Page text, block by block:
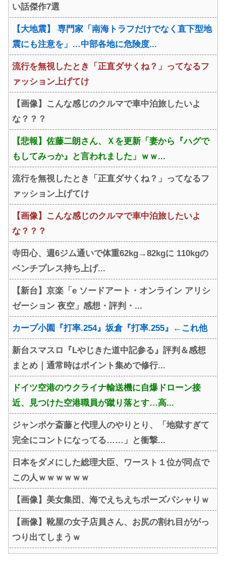
い話傑作7選
【大地震】 専門家「南海トラフだけでなく直下型地
震にも注意を」…中部各地に危険度...
流行を無視したとき「正直ダサくね？」ってなるフ
ァッション上げてけ
【画像】こんな感じのクルマで車中泊旅したいよ
な？？？
【悲報】佐藤二朗さん、Ｘを更新「妻から『ハグで
もしてみっか』と言われました」ｗｗ...
流行を無視したとき「正直ダサくね？」ってなるフ
ァッション上げてけ
【画像】こんな感じのクルマで車中泊旅したいよ
な？？？
寺田心、週6ジム通いで体重62kg→82kgに 110kgの
ベンチプレス持ち上げ...
【新台】京楽「e ソードアート・オンライン アリシ
ゼーション 夜空」感想・評判・...
カープ小園『打率.254』坂倉『打率.255』←これ他
新台スマスロ『Lやじきた道中記参る』評判＆感想
まとめ｜通常時はポイント集めで修行...
ドイツ空港のウクライナ輸送機に自爆ドローン接
近、見つけた空港職員が蹴り落とす…高...
ジャンポケ斎藤と代理人のやりとり、「地獄すぎて
完全にコントになってる……」と衝撃...
日本をダメにした総理大臣、ワースト１位が同点で
この人ｗｗｗｗｗｗ
【画像】美女集団、海でえちえちポーズパシャりｗ
【画像】靴屋の女子店員さん、お尻の割れ目ががっ
つり出てしまうｗ